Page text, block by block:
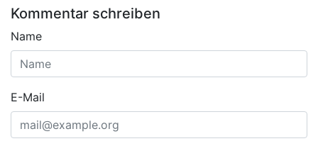
Kommentar schreiben
Name
E-Mail